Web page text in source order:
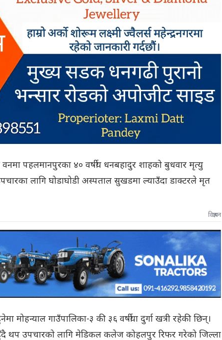
पहलमानपुरका ४० वर्षीय धनबहादुर शाहको बुधवार मृत्यु
लागि घोडाघोडी अस्पताल सुखडमा ल्याउँदा डाक्टरले मृत
विज्ञापन
गाउँपालिका-३ की ३६ वर्षीया दुर्गा खत्री रहेकी छिन्।
थप उपचारको लागि मेडिकल कलेज कोहलपुर रिफर गरेको जिल्ला